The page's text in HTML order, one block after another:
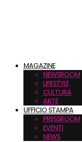
MAGAZINE
NEWSROOM
LIFESTYLE
CULTURA
ARTE
UFFICIO STAMPA
PRESSROOM
EVENTI
NEWS